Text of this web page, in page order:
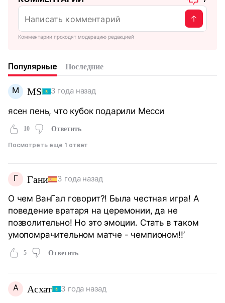
Комментарии проходят модерацию редакцией
Популярные Последние
M MS 3 года назад
ясен пень, что кубок подарили Месси
10 Ответить
Посмотреть еще 1 ответ
Г Гани 3 года назад
О чем ВанГал говорит?! Была честная игра! А
поведение вратаря на церемонии, да не
позволительно! Но это эмоции. Стать в таком
умопомрачительном матче - чемпионом!!’
5 Ответить
А Асхат 3 года назад